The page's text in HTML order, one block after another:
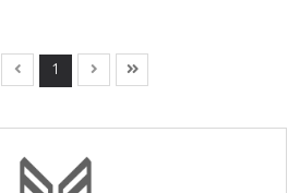
1